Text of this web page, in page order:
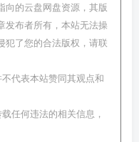
向的云盘网盘资源，其版
发布者所有，本站无法操
犯了您的合法版权，请联
代表本站赞同其观点和
任何违法的相关信息，